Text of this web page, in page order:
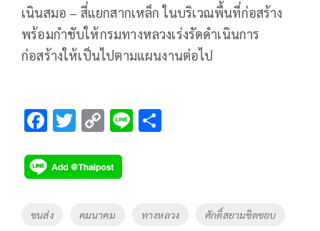
เนินสมอ – สี่แยกสากเหล็ก ในบริเวณพื้นที่ก่อสร้าง
พร้อมกำชับให้กรมทางหลวงเร่งรัดดำเนินการ
ก่อสร้างให้เป็นไปตามแผนงานต่อไป
F
e
b
o
T
tt
er
C
p
y
Li
Li
Tags
ขนส่ง คมนาคม ทางหลวง ศักดิ์สยามชิดชอบ